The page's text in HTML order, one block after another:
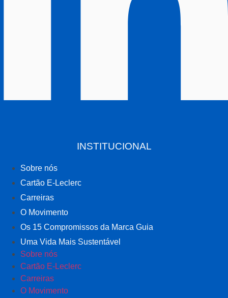
INSTITUCIONAL
Sobre nós
Cartão E-Leclerc
Carreiras
O Movimento
Os 15 Compromissos da Marca Guia
Uma Vida Mais Sustentável
Sobre nós
Cartão E-Leclerc
Carreiras
O Movimento